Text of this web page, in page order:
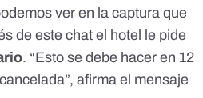
ver en la captura que
de este chat el hotel le pide
. “Esto se debe hacer en 12
afirma el mensaje